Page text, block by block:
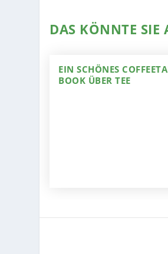
DAS KÖNNTE SIE
EIN SCHÖNES
BOOK ÜBER TEE